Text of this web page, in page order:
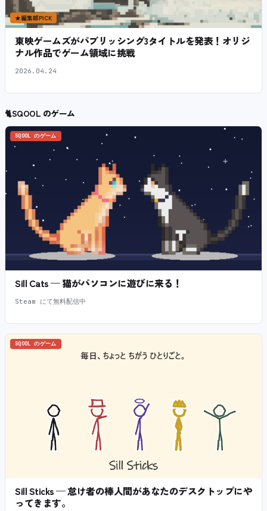
★編集部PICK
東映ゲームズがパブリッシング3タイトルを発表！オリジ
ナル作品でゲーム領域に挑戦
2026.04.24
🐈SQOOL のゲーム
SQOOL のゲーム
Sill Cats — 猫がパソコンに遊びに来る！
Steam にて無料配信中
SQOOL のゲーム
Sill Sticks — 怠け者の棒人間があなたのデスクトップにや
ってきます。